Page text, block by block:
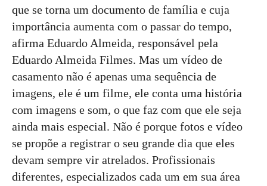
que se torna um documento de família e cuja
importância aumenta com o passar do tempo,
afirma Eduardo Almeida, responsável pela
Eduardo Almeida Filmes. Mas um vídeo de
casamento não é apenas uma sequência de
imagens, ele é um filme, ele conta uma história
com imagens e som, o que faz com que ele seja
ainda mais especial. Não é porque fotos e vídeo
se propõe a registrar o seu grande dia que eles
devam sempre vir atrelados. Profissionais
diferentes, especializados cada um em sua área